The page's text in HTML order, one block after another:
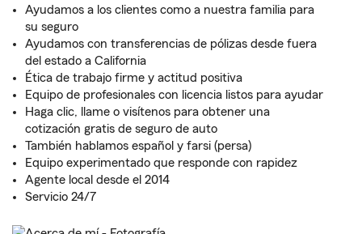
Ayudamos a los clientes como a nuestra familia para
su seguro
Ayudamos con transferencias de pólizas desde fuera
del estado a California
Ética de trabajo firme y actitud positiva
Equipo de profesionales con licencia listos para ayudar
Haga clic, llame o visítenos para obtener una
cotización gratis de seguro de auto
También hablamos español y farsi (persa)
Equipo experimentado que responde con rapidez
Agente local desde el 2014
Servicio 24/7